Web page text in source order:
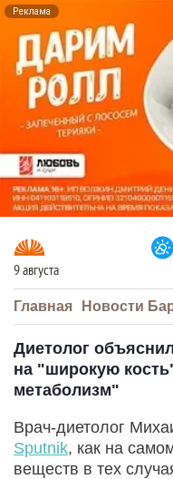
Реклама
9 августа
Главная Новости
Диетолог
на "широкую
метаболизм"
Врач-диетолог
Sputnik, как на
веществ в тех